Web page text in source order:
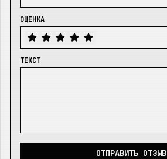
ОЦЕНКА
ТЕКСТ
ОТПРАВИТЬ ОТЗЫВ